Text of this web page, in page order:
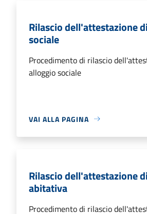
Rilascio dell'attestazione
sociale
Procedimento di rilascio
alloggio sociale
VAI ALLA PAGINA
Rilascio dell'attestazione
abitativa
Procedimento di rilascio